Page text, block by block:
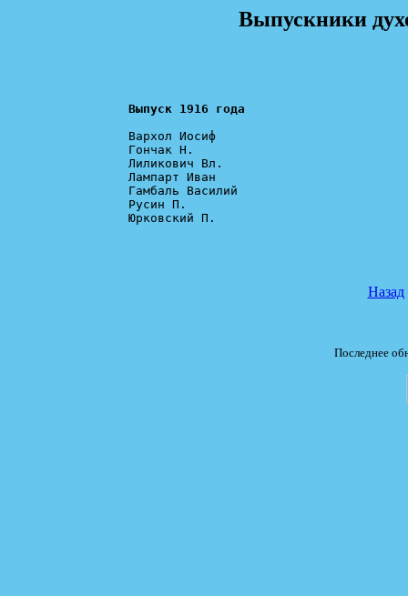
Выпускники
Выпуск 1916 года
Вархол Иосиф
Гончак Н.
Лиликович Вл.
Лампарт Иван
Гамбаль Василий
Русин П.
Юрковский П.
Назад
Последнее